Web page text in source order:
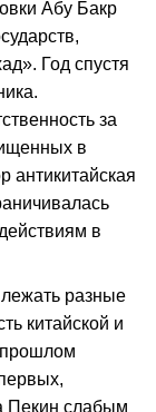
Абу Бакр
Год спустя
за
в
антикитайская
в
разные
китайской и
прошлом
Пекин слабым